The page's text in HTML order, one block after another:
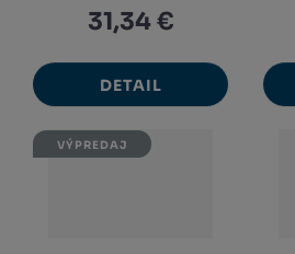
31,34 €
DETAIL
VÝPREDAJ